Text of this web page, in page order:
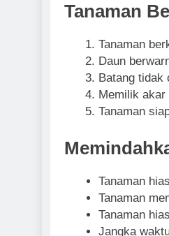
Tanaman
Tanaman
Daun
Batang tidak
Memilik akar
Tanaman
Tanaman
Tanaman
Tanaman
Jangka